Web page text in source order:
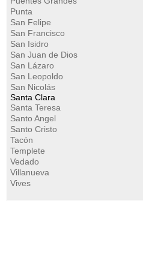
Punta
San Felipe
San Francisco
San Isidro
San Juan de Dios
San Lázaro
San Leopoldo
San Nicolás
Santa Clara
Santa Teresa
Santo Angel
Santo Cristo
Tacón
Templete
Vedado
Villanueva
Vives